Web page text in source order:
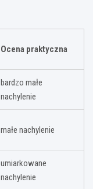
Ocena praktyczna
bardzo małe
nachylenie
małe nachylenie
umiarkowane
nachylenie